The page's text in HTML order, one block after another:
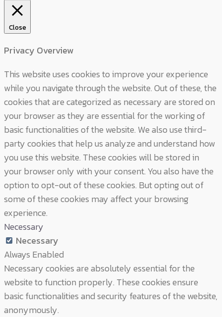
Close
Privacy Overview
This website uses cookies to improve your experience
while you navigate through the website. Out of these, the
cookies that are categorized as necessary are stored on
your browser as they are essential for the working of
basic functionalities of the website. We also use third-
party cookies that help us analyze and understand how
you use this website. These cookies will be stored in
your browser only with your consent. You also have the
option to opt-out of these cookies. But opting out of
some of these cookies may affect your browsing
experience.
Necessary
Necessary
Always Enabled
Necessary cookies are absolutely essential for the
website to function properly. These cookies ensure
basic functionalities and security features of the website,
anonymously.